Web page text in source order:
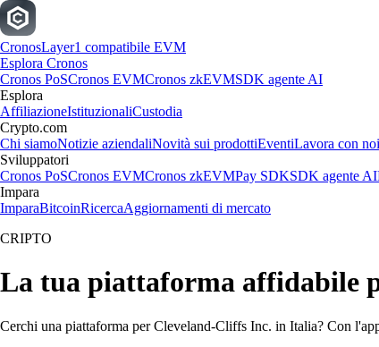
CronosLayer1 compatibile EVM
Esplora Cronos
Cronos PoSCronos EVMCronos zkEVMSDK agente AI
Esplora
AffiliazioneIstituzionaliCustodia
Crypto.com
Chi siamoNotizie aziendaliNovità sui prodottiEventiLavora con noi
Sviluppatori
Cronos PoSCronos EVMCronos zkEVMPay SDKSDK agente AI
Impara
ImparaBitcoinRicercaAggiornamenti di mercato
CRIPTO
La tua piattaforma affidabile
Cerchi una piattaforma per Cleveland-Cliffs Inc. in Italia? Con